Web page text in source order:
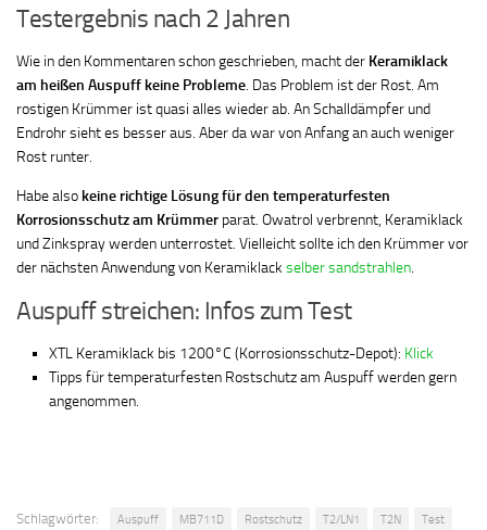
Testergebnis nach 2 Jahren
Wie in den Kommentaren schon geschrieben, macht der Keramiklack
am heißen Auspuff keine Probleme. Das Problem ist der Rost. Am
rostigen Krümmer ist quasi alles wieder ab. An Schalldämpfer und
Endrohr sieht es besser aus. Aber da war von Anfang an auch weniger
Rost runter.
Habe also keine richtige Lösung für den temperaturfesten
Korrosionsschutz am Krümmer parat. Owatrol verbrennt, Keramiklack
und Zinkspray werden unterrostet. Vielleicht sollte ich den Krümmer vor
der nächsten Anwendung von Keramiklack selber sandstrahlen.
Auspuff streichen: Infos zum Test
XTL Keramiklack bis 1200°C (Korrosionsschutz-Depot): Klick
Tipps für temperaturfesten Rostschutz am Auspuff werden gern
angenommen.
Schlagwörter: Auspuff MB711D Rostschutz T2/LN1 T2N Test